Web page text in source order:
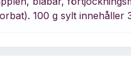
100 g sylt innehåller